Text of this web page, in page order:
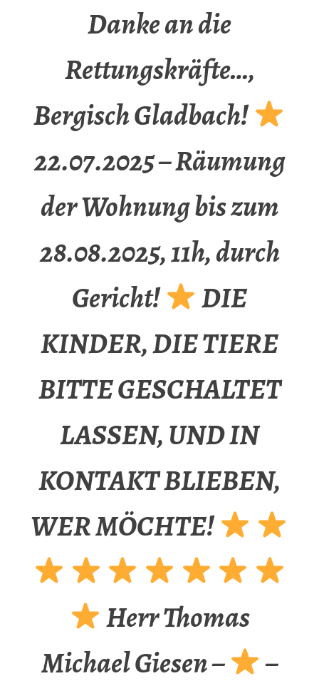
Danke an die
Rettungskräfte…,
Bergisch Gladbach!
22.07.2025 – Räumung
der Wohnung bis zum
28.08.2025, 11h, durch
Gericht!
DIE
KINDER, DIE TIERE
BITTE GESCHALTET
LASSEN, UND IN
KONTAKT BLIEBEN,
WER MÖCHTE!
Herr Thomas
Michael Giesen –
–